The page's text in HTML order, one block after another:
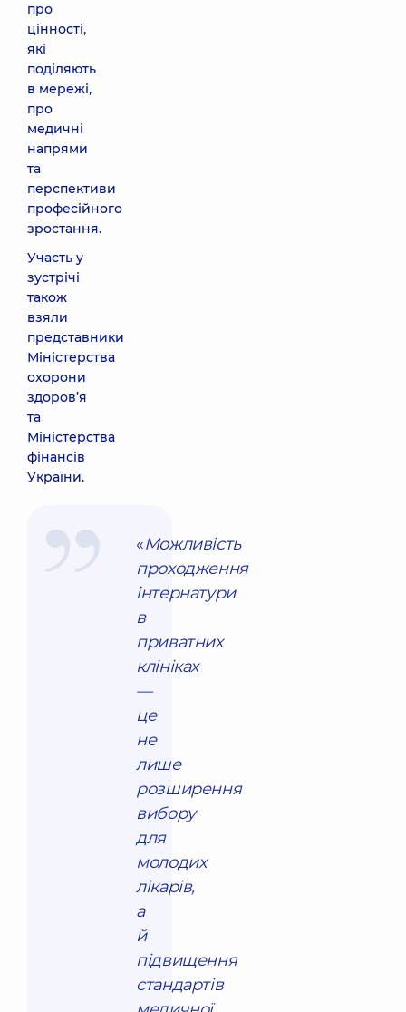
про
цінності,
які
поділяють
в мережі,
про
медичні
напрями
та
перспективи
професійного
зростання.
Участь у
зустрічі
також
взяли
представники
Міністерства
охорони
здоров’я
та
Міністерства
фінансів
України.
«Можливість
проходження
інтернатури
в
приватних
клініках
—
це
не
лише
розширення
вибору
для
молодих
лікарів,
а
й
підвищення
стандартів